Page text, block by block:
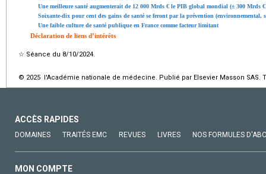
Une meilleure santé augmenterait de 12 000 Mrds € le PIB global mondial (± 300 Mrds
Soixante-dix pour cent des gains de santé se feront par la prévention (environnemental,
Une faible culture de santé publique en France comme facteur limitant
Déclaration de liens d’intérêts
☆ Séance du 8/10/2024.
© 2025 l'Académie nationale de médecine. Publié par Elsevier Masson SAS.
ACCÈS RAPIDES
DOMAINES TRAITÉS EMC REVUES LIVRES NOS FORMULES
MON COMPTE